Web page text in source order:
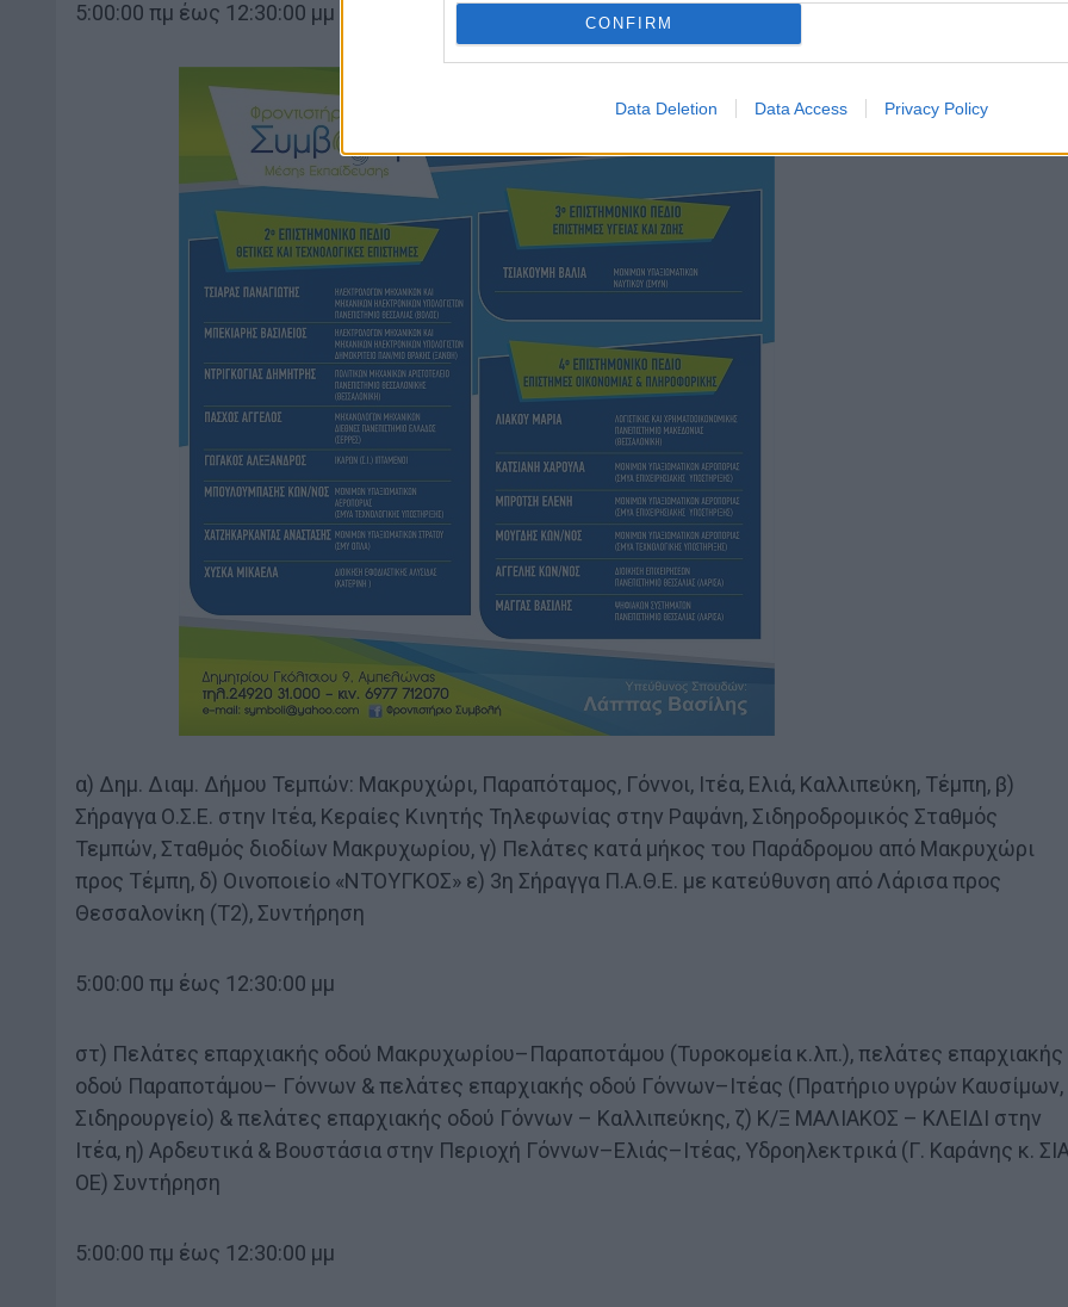
CONFIRM
Data Deletion Data Access Privacy Policy
5:00:00 πμ έως 12:30:00 μμ
α) Δημ. Διαμ. Δήμου Τεμπών: Μακρυχώρι, Παραπόταμος, Γόννοι, Ιτέα, Ελιά, Καλλιπεύκη, Τέμπη, β)
Σήραγγα Ο.Σ.Ε. στην Ιτέα, Κεραίες Κινητής Τηλεφωνίας στην Ραψάνη, Σιδηροδρομικός Σταθμός
Τεμπών, Σταθμός διοδίων Μακρυχωρίου, γ) Πελάτες κατά μήκος του Παράδρομου από Μακρυχώρι
προς Τέμπη, δ) Οινοποιείο «ΝΤΟΥΓΚΟΣ» ε) 3η Σήραγγα Π.Α.Θ.Ε. με κατεύθυνση από Λάρισα προς
Θεσσαλονίκη (Τ2), Συντήρηση
5:00:00 πμ έως 12:30:00 μμ
στ) Πελάτες επαρχιακής οδού Μακρυχωρίου–Παραποτάμου (Τυροκομεία κ.λπ.), πελάτες επαρχιακής
οδού Παραποτάμου– Γόννων & πελάτες επαρχιακής οδού Γόννων–Ιτέας (Πρατήριο υγρών Καυσίμων,
Σιδηρουργείο) & πελάτες επαρχιακής οδού Γόννων – Καλλιπεύκης, ζ) Κ/Ξ ΜΑΛΙΑΚΟΣ – ΚΛΕΙΔΙ στην
Ιτέα, η) Αρδευτικά & Βουστάσια στην Περιοχή Γόννων–Ελιάς–Ιτέας, Υδροηλεκτρικά (Γ. Καράνης κ.
ΟΕ) Συντήρηση
5:00:00 πμ έως 12:30:00 μμ